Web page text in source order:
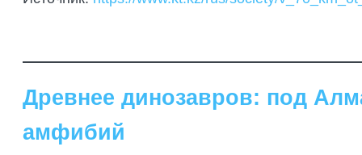
Древнее динозавров: под
амфибий